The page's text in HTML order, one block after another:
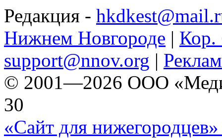
Редакция -
Нижнем Новгороде | Кор.
support@nnov.org |
© 2001—2026 ООО
30
«Сайт для нижегородцев»